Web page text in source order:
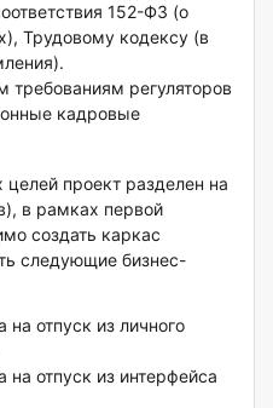
152-ФЗ (о
Трудовому кодексу (в
требованиям регуляторов
кадровые
проект разделен на
в рамках первой
создать каркас
следующие бизнес-
на отпуск из личного
на отпуск из интерфейса